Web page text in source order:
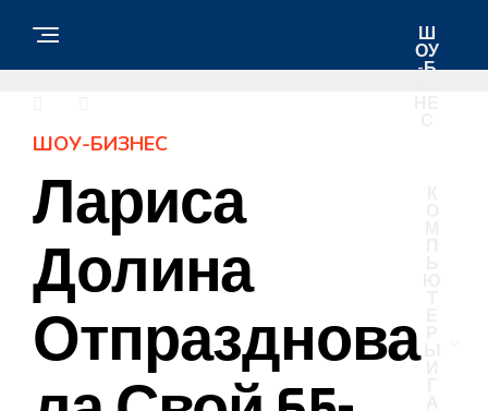
Ш
ОУ
-Б
ШОУ-БИЗНЕС
Лариса
Долина
Отпразднова